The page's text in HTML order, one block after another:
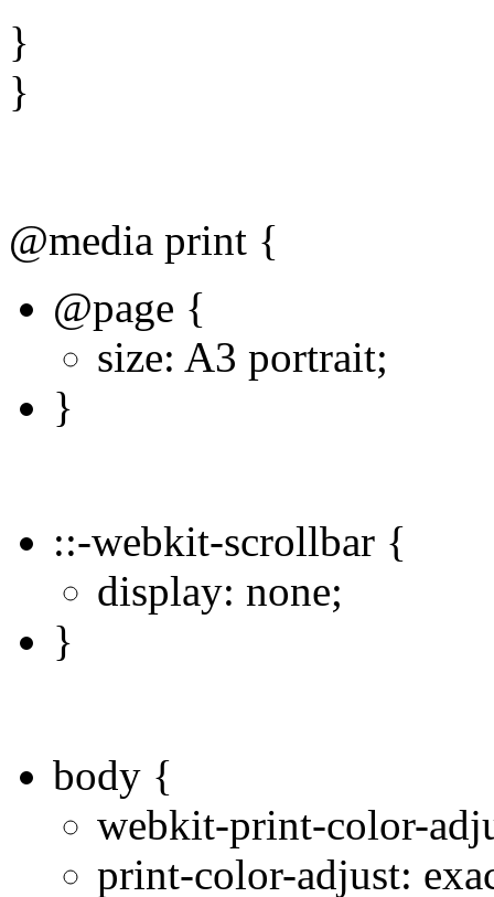
}
}
@media print {
@page {
size: A3 portrait;
}
::-webkit-scrollbar {
display: none;
}
body {
webkit-print-color-
print-color-adjust: